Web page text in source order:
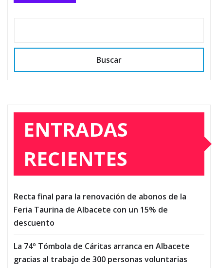
Buscar
ENTRADAS
RECIENTES
Recta final para la renovación de abonos de la
Feria Taurina de Albacete con un 15% de
descuento
La 74º Tómbola de Cáritas arranca en Albacete
gracias al trabajo de 300 personas voluntarias